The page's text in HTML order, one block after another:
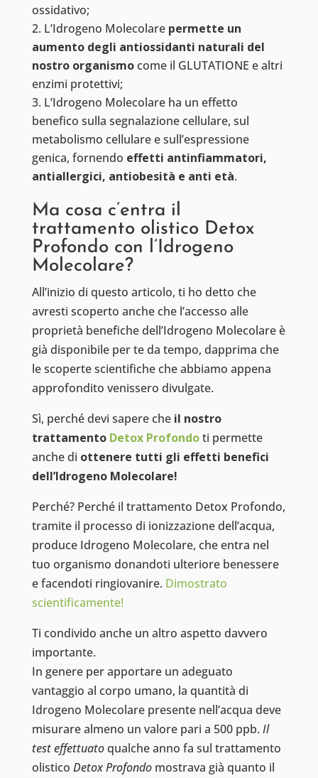
ossidativo;
L’Idrogeno Molecolare permette un
aumento degli antiossidanti naturali del
nostro organismocome il GLUTATIONE e altri
enzimi protettivi;
L’Idrogeno Molecolare ha un effetto
benefico sulla segnalazione cellulare, sul
metabolismo cellulare e sull’espressione
genica, fornendo effetti antinfiammatori,
antiallergici, antiobesità e anti età.
Ma cosa c’entra il
trattamento olistico Detox
Profondo con l’Idrogeno
Molecolare?
All’inizio di questo articolo, ti ho detto che
avresti scoperto anche che l’accesso alle
proprietà benefiche dell’Idrogeno Molecolare è
già disponibile per te da tempo, dapprima che
le scoperte scientifiche che abbiamo appena
approfondito venissero divulgate.
Sì, perché devi sapere che il nostro
trattamento Detox Profondoti permette
anche di ottenere tutti gli effetti benefici
dell’Idrogeno Molecolare!
Perché? Perché il trattamento Detox Profondo,
tramite il processo di ionizzazione dell’acqua,
produce Idrogeno Molecolare, che entra nel
tuo organismo donandoti ulteriore benessere
e facendoti ringiovanire. Dimostrato
scientificamente!
Ti condivido anche un altro aspetto davvero
importante.
In genere per apportare un adeguato
vantaggio al corpo umano, la quantità di
Idrogeno Molecolare presente nell’acqua deve
misurare almeno un valore pari a 500 ppb. Il
test effettuatoqualche anno fa sul trattamento
olistico Detox Profondomostrava già quanto il